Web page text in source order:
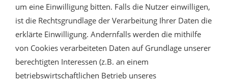
um eine Einwilligung bitten. Falls die Nutzer einwilligen,
ist die Rechtsgrundlage der Verarbeitung Ihrer Daten die
erklärte Einwilligung. Andernfalls werden die mithilfe
von Cookies verarbeiteten Daten auf Grundlage unserer
berechtigten Interessen (z.B. an einem
betriebswirtschaftlichen Betrieb unseres